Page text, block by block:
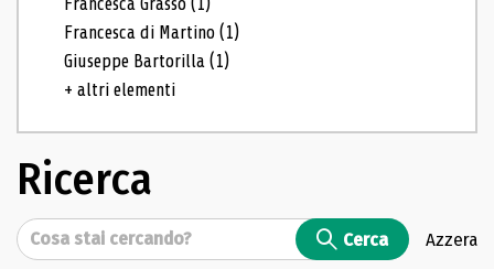
Francesca di Martino(1)
Giuseppe Bartorilla(1)
+ altri elementi
Ricerca
Cerca Cerca Azzera